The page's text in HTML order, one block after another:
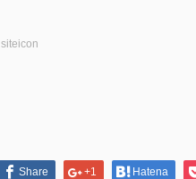
siteicon
Share +1 Hatena